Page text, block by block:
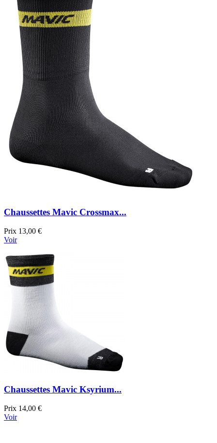
Chaussettes Mavic Crossmax...
Prix 13,00 €
Voir
Chaussettes Mavic Ksyrium...
Prix 14,00 €
Voir